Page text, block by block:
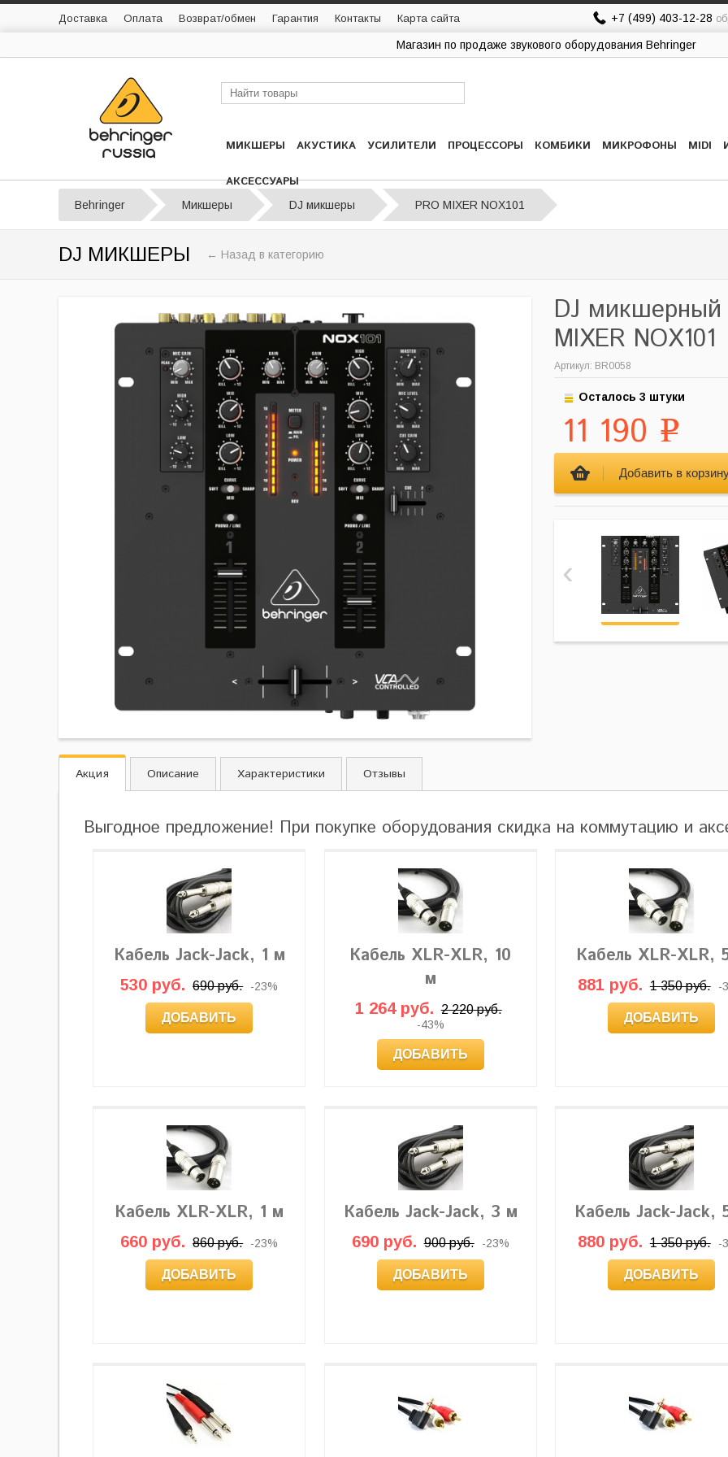
Доставка Оплата Возврат/обмен Гарантия Контакты Карта сайта +7 (499) 403-12-28
Магазин по продаже звукового оборудования Behringer
МИКШЕРЫ АКУСТИКА УСИЛИТЕЛИ ПРОЦЕССОРЫ КОМБИКИ МИКРОФОНЫ MIDI
АКСЕССУАРЫ
Behringer Микшеры DJ микшеры PRO MIXER NOX101
DJ МИКШЕРЫ ← Назад в категорию
DJ микшерный
MIXER NOX101
Артикул: BR0058
Осталось 3 штуки
11 190 Р
‹
Акция Описание Характеристики Отзывы
Выгодное предложение! При покупке оборудования скидка на коммутацию и
Кабель Jack-Jack, 1 м
530 руб. 690 руб. -23%
ДОБАВИТЬ
Кабель XLR-XLR, 10
м
1 264 руб. 2 220 руб.
-43%
ДОБАВИТЬ
Кабель XLR-XLR,
881 руб. 1 350 руб. -
ДОБАВИТЬ
Кабель XLR-XLR, 1 м
660 руб. 860 руб. -23%
ДОБАВИТЬ
Кабель Jack-Jack, 3 м
690 руб. 900 руб. -23%
ДОБАВИТЬ
Кабель Jack-Jack,
880 руб. 1 350 руб. -
ДОБАВИТЬ